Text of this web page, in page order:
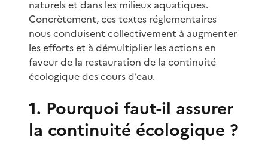
naturels et dans les milieux aquatiques.
Concrètement, ces textes réglementaires
nous conduisent collectivement à augmenter
les efforts et à démultiplier les actions en
faveur de la restauration de la continuité
écologique des cours d’eau.
1. Pourquoi faut-il assurer
la continuité écologique ?